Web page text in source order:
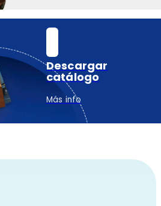
Descargar
catálogo
Más info